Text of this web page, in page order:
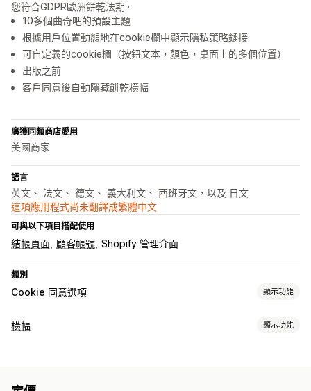
您符合GDPR歐洲餅乾法期。
10多個曲奇吧的預設主題
根據用戶位置動態地在cookie欄中顯示隱私策略鏈接
可自定義的cookie欄（按鈕文本，顏色，桌面上的多個位置）
出版之前
客戶同意後自動隱藏餅乾橫幅
廣獲同類商店愛用
美國商家
語言
英文、 法文、 德文、 義大利文、 西班牙文，以及 日文
這項應用程式尚未翻譯成繁體中文
可與以下項目搭配使用
結帳頁面 顧客帳號 Shopify 管理介面
類別
Cookie 同意選項 顯示功能
顯示選項
橫幅 顯示功能